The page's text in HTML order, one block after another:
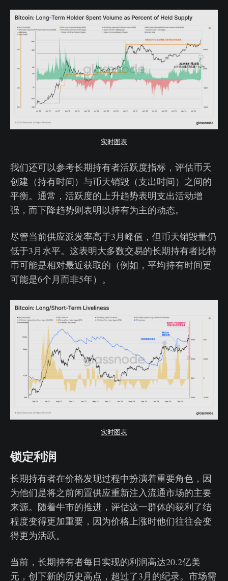
实时图表
我们还可以参考长期持有者活跃度指标，评估币天
创建（持有时间）与币天销毁（支出时间）之间的
平衡。通常，活跃度的上升趋势表明支出活动增
强，而下降趋势则表明以持有为主的动态。
尽管当前供应派发率高于3月峰值，但币天销毁量仍
低于3月水平。这表明大多数交易的长期持有者比特
币可能是相对最近获取的（例如，平均持有时间更
可能是6个月而非5年）。
实时图表
锁定利润
长期持有者在价格发现过程中扮演着重要角色，因
为他们是将之前闲置供应重新注入流通市场的主要
来源。随着牛市的推进，评估这一群体的获利了结
程度变得更加重要，因为价格上涨时他们往往会变
得更为活跃。
当前，长期持有者每日实现的利润高达20.2亿美
元，创下新的历史高点，超过了3月的纪录。市场需